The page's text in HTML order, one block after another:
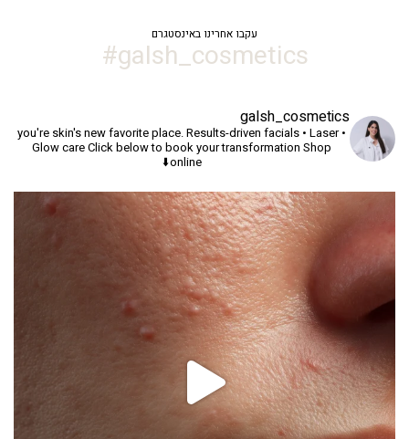
עקבו אחרינו באינסטגרם
galsh_cosmetics#
galsh_cosmetics
you're skin's new favorite place.Results-driven facials • Laser •
Glow careClick below to book your transformation Shop
online⬇️